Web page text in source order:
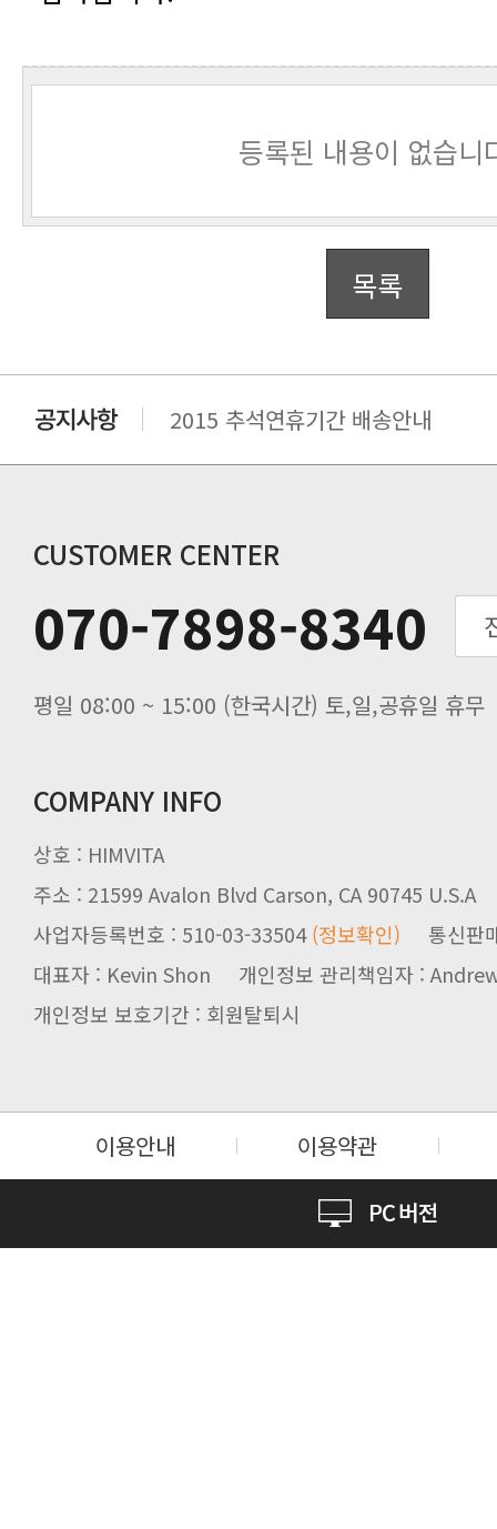
등록된 내용이 없습니
목록
2015 추석연휴기간 배송안내
추수감사절 배송안내
추석기간 배송안내
노동절(9월3일) 배송업무 안내
입금 고객님을 찾습니다.
CUSTOMER CENTER
070-7898-8340
평일 08:00 ~ 15:00 (한국시간) 토,일,공휴일 휴무
COMPANY INFO
상호 : HIMVITA
주소 : 21599 Avalon Blvd Carson, CA 90745 U.S.A
사업자등록번호 : 510-03-33504(정보확인) 통신판
대표자 : Kevin Shon 개인정보 관리책임자 :
개인정보 보호기간 : 회원탈퇴시
이용안내 이용약관